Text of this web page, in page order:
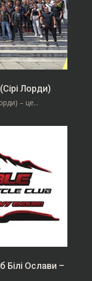
Лорди)
– це...
Білі Ослави –